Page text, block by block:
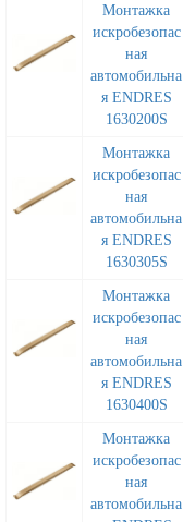
Монтажка
искробезопас
ная
автомобильна
я ENDRES
1630200S
Монтажка
искробезопас
ная
автомобильна
я ENDRES
1630305S
Монтажка
искробезопас
ная
автомобильна
я ENDRES
1630400S
Монтажка
искробезопас
ная
автомобильна